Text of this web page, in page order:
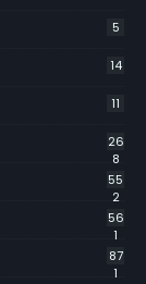
5
14
11
26
8
55
2
56
1
87
1